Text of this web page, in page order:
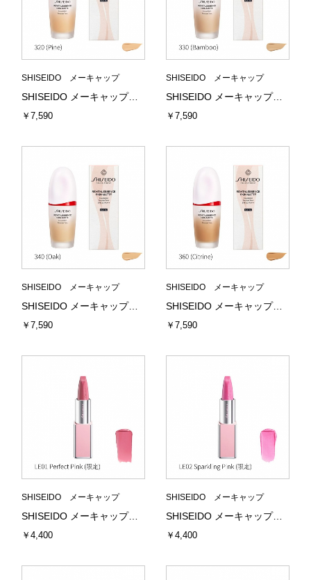
SHISEIDO メーキャップ
SHISEIDO メーキャップ エッセンス スキンスムース ファンデーション 320 (Pine) 30mL 資生堂
￥7,590
SHISEIDO メーキャップ
SHISEIDO メーキャップ エッセンス スキンスムース ファンデーション 330 (Bamboo) 30mL 資生堂
￥7,590
SHISEIDO メーキャップ
SHISEIDO メーキャップ エッセンス スキンスムース ファンデーション 340 (Oak) 30mL 資生堂
￥7,590
SHISEIDO メーキャップ
SHISEIDO メーキャップ エッセンス スキンスムース ファンデーション 360 (Citrine) 30mL 資生堂
￥7,590
SHISEIDO メーキャップ
SHISEIDO メーキャップ テクノサテン ジェル リップスティック LE01 Perfect Pink (限定) 3.3g 資生堂
￥4,400
SHISEIDO メーキャップ
SHISEIDO メーキャップ テクノサテン ジェル リップスティック LE02 Sparkling Pink (限定) 3.3g 資生堂
￥4,400